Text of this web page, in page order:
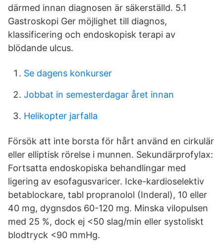
därmed innan diagnosen är säkerställd. 5.1
Gastroskopi Ger möjlighet till diagnos,
klassificering och endoskopisk terapi av
blödande ulcus.
Se dagens konkurser
Jobbat in semesterdagar året innan
Helikopter jarfalla
Försök att inte borsta för hårt använd en cirkulär
eller elliptisk rörelse i munnen. Sekundärprofylax:
Fortsatta endoskopiska behandlingar med
ligering av esofagusvaricer. Icke-kardioselektiv
betablockare, tabl propranolol (Inderal), 10 eller
40 mg, dygnsdos 60-120 mg. Minska vilopulsen
med 25 %, dock ej <50 slag/min eller systoliskt
blodtryck <90 mmHg.